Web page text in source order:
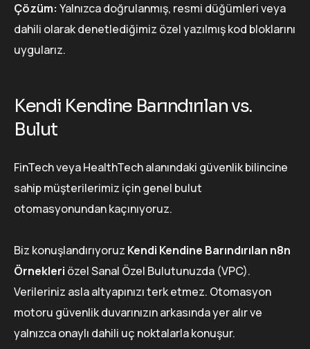
Çözüm: Yalnızca doğrulanmış, resmi düğümleri veya
dahili olarak denetlediğimiz özel yazılmış kod bloklarını
uygularız.
Kendi Kendine Barındırılan vs.
Bulut
FinTech veya HealthTech alanındaki güvenlik bilincine
sahip müşterilerimiz için genel bulut
otomasyonundan kaçınıyoruz.
Biz konuşlandırıyoruz Kendi Kendine Barındırılan n8n
Örnekleri özel Sanal Özel Bulutunuzda (VPC).
Verileriniz asla altyapınızı terk etmez. Otomasyon
motoru güvenlik duvarınızın arkasında yer alır ve
yalnızca onaylı dahili uç noktalarla konuşur.